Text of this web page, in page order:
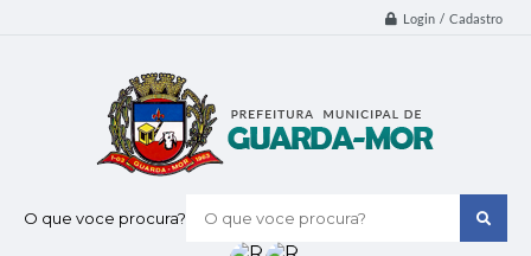
Login / Cadastro
O que voce procura?